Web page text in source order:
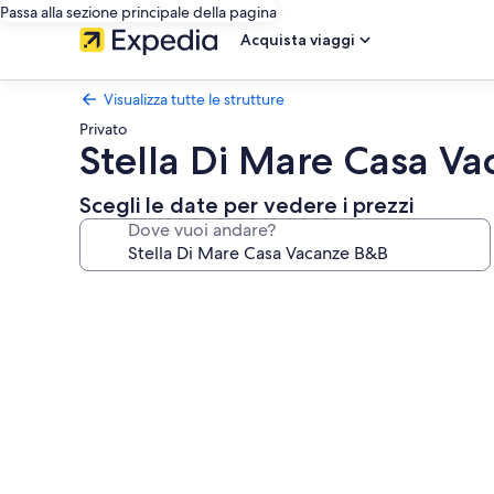
Passa alla sezione principale della pagina
Acquista viaggi
Visualizza tutte le strutture
Privato
Stella Di Mare Casa
Scegli le date per vedere i prezzi
Dove vuoi andare?